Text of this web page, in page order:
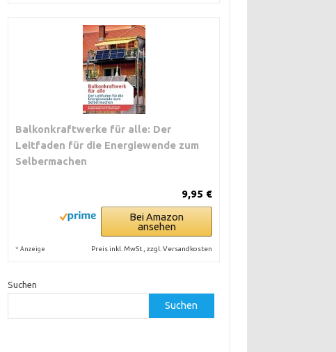
Balkonkraftwerke für alle: Der
Leitfaden für die Energiewende zum
Selbermachen
9,95 €
Bei Amazon
ansehen
* Anzeige Preis inkl. MwSt., zzgl. Versandkosten
Suchen
Suchen